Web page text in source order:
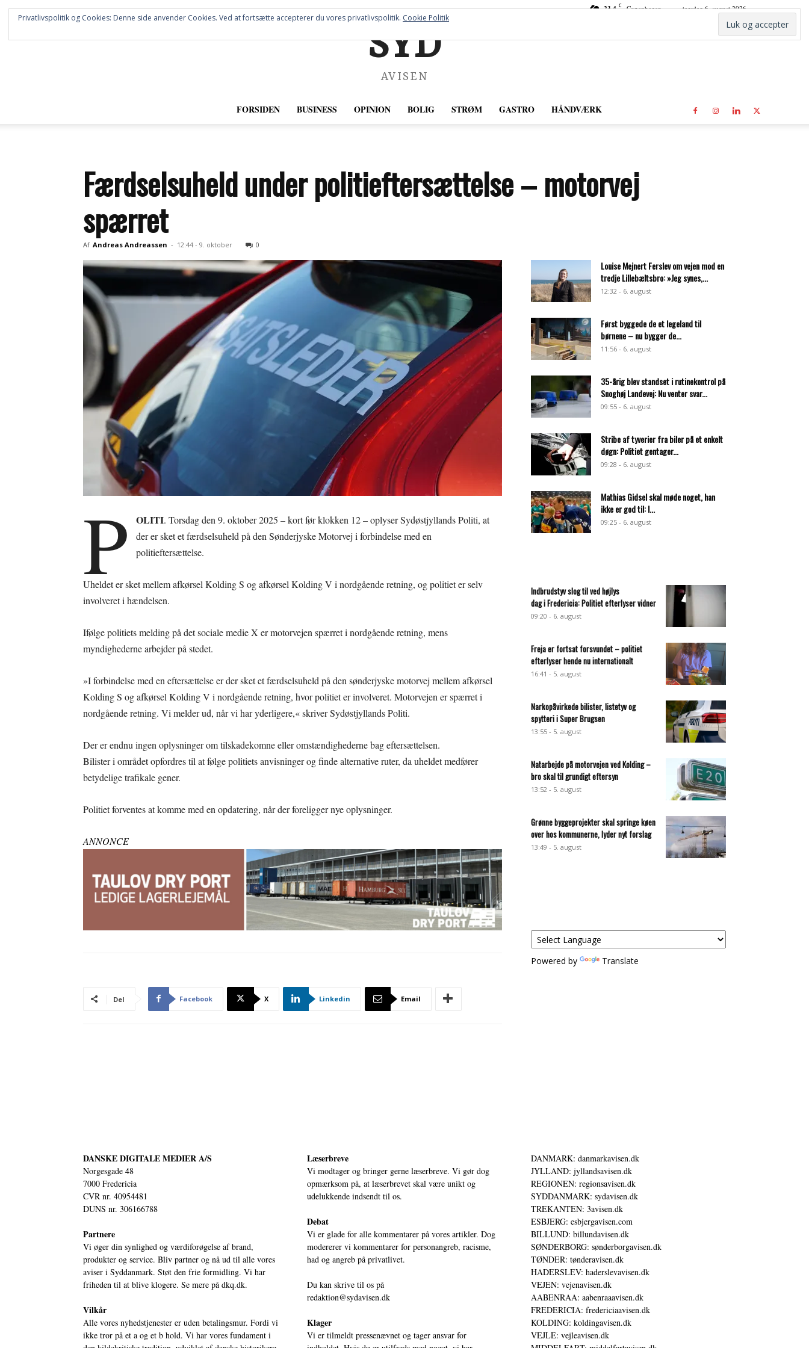
23.4 C Copenhagen torsdag 6. august 2026
SYD
AVISEN
FORSIDEN BUSINESS OPINION BOLIG STRØM GASTRO HÅNDVÆRK
Færdselsuheld under politieftersættelse – motorvej
spærret
Af Andreas Andreassen - 12:44 - 9. oktober 0
P OLITI. Torsdag den 9. oktober 2025 – kort før klokken 12 – oplyser Sydøstjyllands Politi, at
der er sket et færdselsuheld på den Sønderjyske Motorvej i forbindelse med en
politieftersættelse.
Uheldet er sket mellem afkørsel Kolding S og afkørsel Kolding V i nordgående retning, og politiet er selv
involveret i hændelsen.
Ifølge politiets melding på det sociale medie X er motorvejen spærret i nordgående retning, mens
myndighederne arbejder på stedet.
»I forbindelse med en eftersættelse er der sket et færdselsuheld på den sønderjyske motorvej mellem afkørsel
Kolding S og afkørsel Kolding V i nordgående retning, hvor politiet er involveret. Motorvejen er spærret i
nordgående retning. Vi melder ud, når vi har yderligere,« skriver Sydøstjyllands Politi.
Der er endnu ingen oplysninger om tilskadekomne eller omstændighederne bag eftersættelsen.
Bilister i området opfordres til at følge politiets anvisninger og finde alternative ruter, da uheldet medfører
betydelige trafikale gener.
Politiet forventes at komme med en opdatering, når der foreligger nye oplysninger.
ANNONCE
Del Facebook X Linkedin Email
Louise Mejnert Ferslev om vejen mod en
tredje Lillebæltsbro: »Jeg synes,...
12:32 - 6. august
Først byggede de et legeland til
børnene – nu bygger de...
11:56 - 6. august
35-årig blev standset i rutinekontrol på
Snoghøj Landevej: Nu venter svar...
09:55 - 6. august
Stribe af tyverier fra biler på et enkelt
døgn: Politiet gentager...
09:28 - 6. august
Mathias Gidsel skal møde noget, han
ikke er god til: I...
09:25 - 6. august
Indbrudstyv slog til ved højlys
dag i Fredericia: Politiet efterlyser vidner
09:20 - 6. august
Freja er fortsat forsvundet – politiet
efterlyser hende nu internationalt
16:41 - 5. august
Narkopåvirkede bilister, listetyv og
spytteri i Super Brugsen
13:55 - 5. august
Natarbejde på motorvejen ved Kolding –
bro skal til grundigt eftersyn
13:52 - 5. august
Grønne byggeprojekter skal springe køen
over hos kommunerne, lyder nyt forslag
13:49 - 5. august
Powered by Translate
DANSKE DIGITALE MEDIER A/S
Norgesgade 48
7000 Fredericia
CVR nr. 40954481
DUNS nr. 306166788
Partnere
Vi øger din synlighed og værdiforøgelse af brand,
produkter og service. Bliv partner og nå ud til alle vores
aviser i Syddanmark. Støt den frie formidling. Vi har
friheden til at blive klogere. Se mere på dkq.dk.
Vilkår
Alle vores nyhedstjenester er uden betalingsmur. Fordi vi
ikke tror på et a og et b hold. Vi har vores fundament i
Læserbreve
Vi modtager og bringer gerne læserbreve. Vi gør dog
opmærksom på, at læserbrevet skal være unikt og
udelukkende indsendt til os.
Debat
Vi er glade for alle kommentarer på vores artikler. Dog
modererer vi kommentarer for personangreb, racisme,
had og angreb på privatlivet.
Du kan skrive til os på
redaktion@sydavisen.dk
Klager
Vi er tilmeldt pressenævnet og tager ansvar for
DANMARK: danmarkavisen.dk
JYLLAND: jyllandsavisen.dk
REGIONEN: regionsavisen.dk
SYDDANMARK: sydavisen.dk
TREKANTEN: 3avisen.dk
ESBJERG: esbjergavisen.com
BILLUND: billundavisen.dk
SØNDERBORG: sønderborgavisen.dk
TØNDER: tønderavisen.dk
HADERSLEV: haderslevavisen.dk
VEJEN: vejenavisen.dk
AABENRAA: aabenraaavisen.dk
FREDERICIA: fredericiaavisen.dk
KOLDING: koldingavisen.dk
VEJLE: vejleavisen.dk
Privatlivspolitik og Cookies: Denne side anvender Cookies. Ved at fortsætte accepterer du vores privatlivspolitik. Cookie Politik